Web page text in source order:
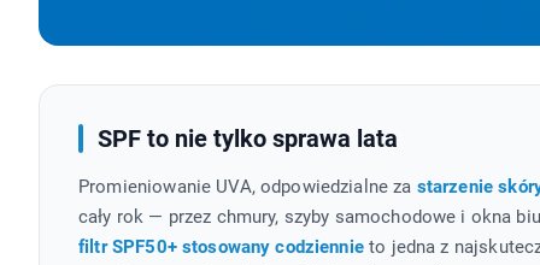
SPF to nie tylko sprawa lata
Promieniowanie UVA, odpowiedzialne za starzenie
cały rok — przez chmury, szyby samochodowe i okna
filtr SPF50+ stosowany codziennieto jedna z